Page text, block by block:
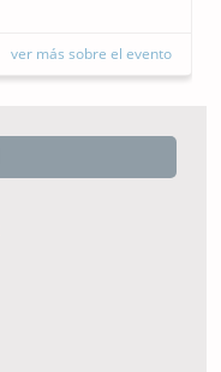
ver más sobre el evento